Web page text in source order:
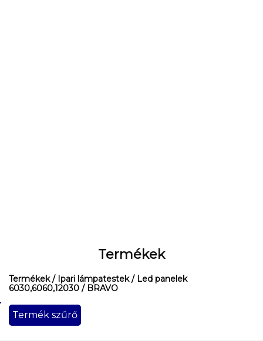
Termékek
Termékek/ Ipari lámpatestek/ Led panelek
6030,6060,12030 / BRAVO
Termék szűrő
Maximális